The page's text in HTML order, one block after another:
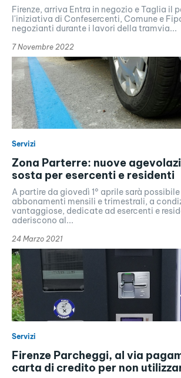
Firenze, arriva Entra in negozio e Taglia il
l'iniziativa di Confesercenti, Comune e
negozianti durante i lavori della tramvia...
7 Novembre 2022
Servizi
Zona Parterre: nuove
sosta per esercenti e residenti
A partire da giovedì 1° aprile sarà
abbonamenti mensili e trimestrali, a
vantaggiose, dedicate ad esercenti e
aderiscono al...
24 Marzo 2021
Servizi
Firenze Parcheggi, al via
carta di credito per non